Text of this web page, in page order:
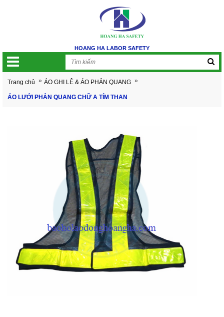
HOANG HA LABOR SAFETY
Trang chủ » ÁO GHI LÊ & ÁO PHẢN QUANG »
ÁO LƯỚI PHẢN QUANG CHỮ A TÍM THAN